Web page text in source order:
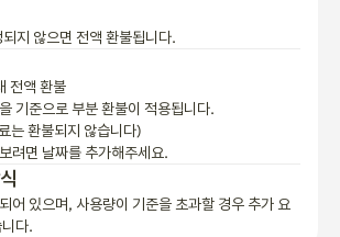
지 않으면 전액 환불됩니다.
전액 환불
기준으로 부분 환불이 적용됩니다.
는 환불되지 않습니다)
려면 날짜를 추가해주세요.
어 있으며, 사용량이 기준을 초과할 경우 추가 요
다.